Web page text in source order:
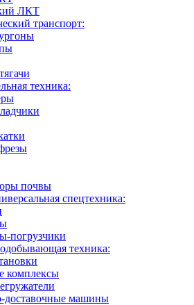
ЛКТ
транспорт:
техника:
почвы
спецтехника:
погрузчики
техника:
комплексы
доставочные машины